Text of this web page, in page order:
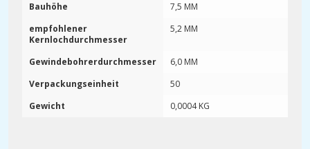
Bauhöhe
7,5 MM
empfohlener
Kernlochdurchmesser
5,2 MM
Gewindebohrerdurchmesser
6,0 MM
Verpackungseinheit
50
Gewicht
0,0004 KG